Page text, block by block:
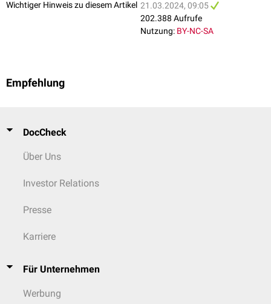
Wichtiger Hinweis zu diesem Artikel 21.03.2024, 09:05
202.388 Aufrufe
Nutzung: BY-NC-SA
Empfehlung
DocCheck
Über Uns
Investor Relations
Presse
Karriere
Für Unternehmen
Werbung